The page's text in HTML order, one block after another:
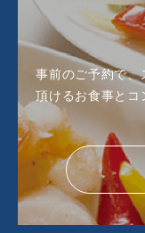
事前のご予約で、
頂けるお食事とコ